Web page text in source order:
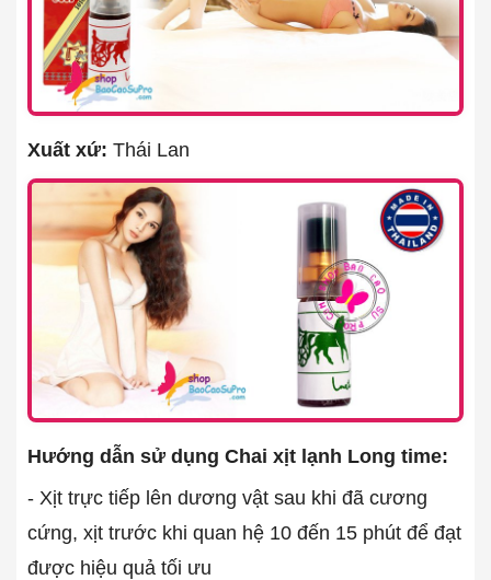
Xuất xứ: Thái Lan
Hướng dẫn sử dụng Chai xịt lạnh Long time:
- Xịt trực tiếp lên dương vật sau khi đã cương
cứng, xịt trước khi quan hệ 10 đến 15 phút để đạt
được hiệu quả tối ưu